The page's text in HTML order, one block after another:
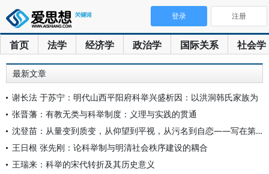
首页 法学 经济学 政治学 国际关系 社会学
登录 注册
最新文章
谢长法 于苏宁：明代山西平阳府科举兴盛析因：以洪洞韩氏家族为
张晋藩：有教无类与科举制度：义理与实践的贯通
沈登苗：从量变到质变，从仰望到平视，从污名到自恋——写在第二
王日根 张先刚：论科举制与明清社会秩序建设的耦合
王瑞来：科举的宋代转折及其历史意义